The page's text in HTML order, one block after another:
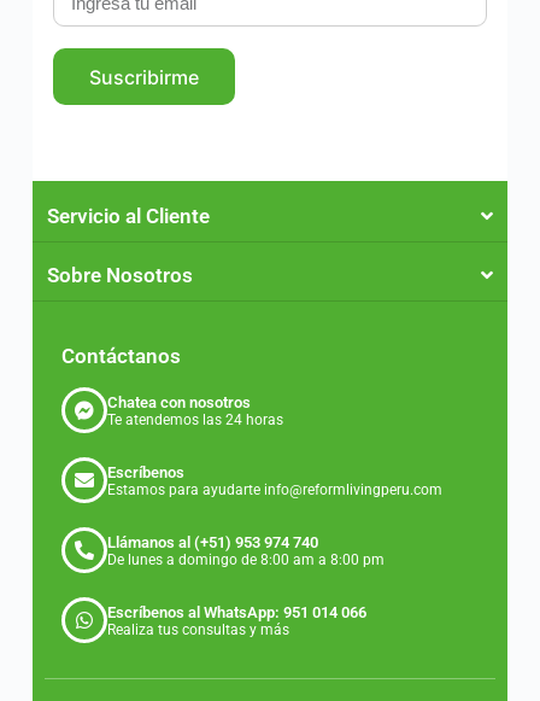
Suscribirme
Servicio al Cliente
Sobre Nosotros
Contáctanos
Chatea con nosotros
Te atendemos las 24 horas
Escríbenos
Estamos para ayudarte info@reformlivingperu.com
Llámanos al (+51) 953 974 740
De lunes a domingo de 8:00 am a 8:00 pm
Escríbenos al WhatsApp: 951 014 066
Realiza tus consultas y más